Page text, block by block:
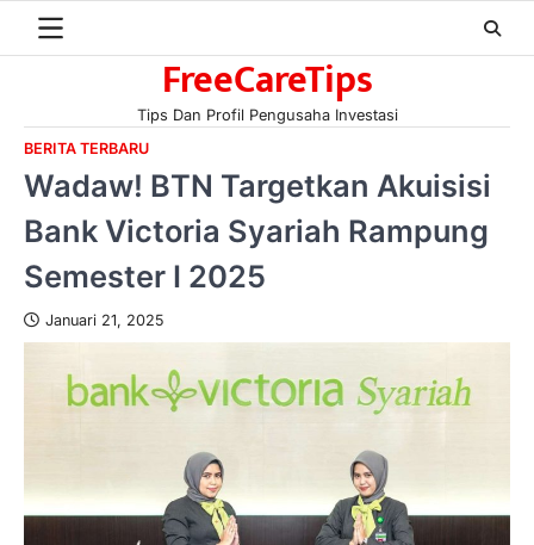
FreeCareTips
Tips Dan Profil Pengusaha Investasi
BERITA TERBARU
Wadaw! BTN Targetkan Akuisisi
Bank Victoria Syariah Rampung
Semester I 2025
Januari 21, 2025